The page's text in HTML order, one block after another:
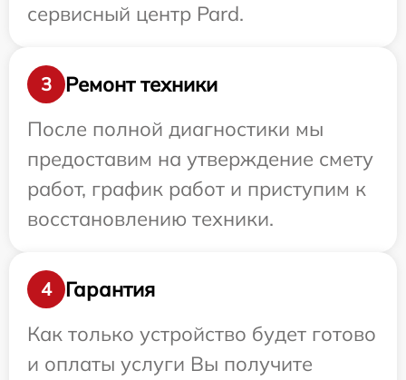
сервисный центр Pard.
3
Ремонт техники
После полной диагностики мы
предоставим на утверждение смету
работ, график работ и приступим к
восстановлению техники.
4
Гарантия
Как только устройство будет готово
и оплаты услуги Вы получите